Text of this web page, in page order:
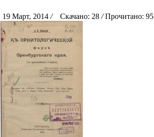
19 Март, 2014 /Скачано: 28 /Прочитано: 95